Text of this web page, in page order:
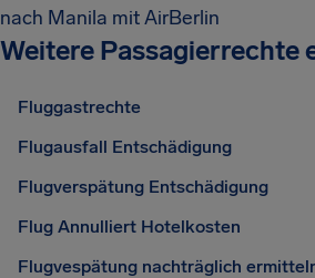
nach Manila mit AirBerlin
Weitere Passagierrechte
Fluggastrechte
Flugausfall Entschädigung
Flugverspätung Entschädigung
Flug Annulliert Hotelkosten
Flugvespätung nachträglich